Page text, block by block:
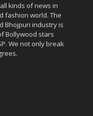
kinds of news in
fashion world. The
Bhojpuri industry is
Bollywood stars
We not only break